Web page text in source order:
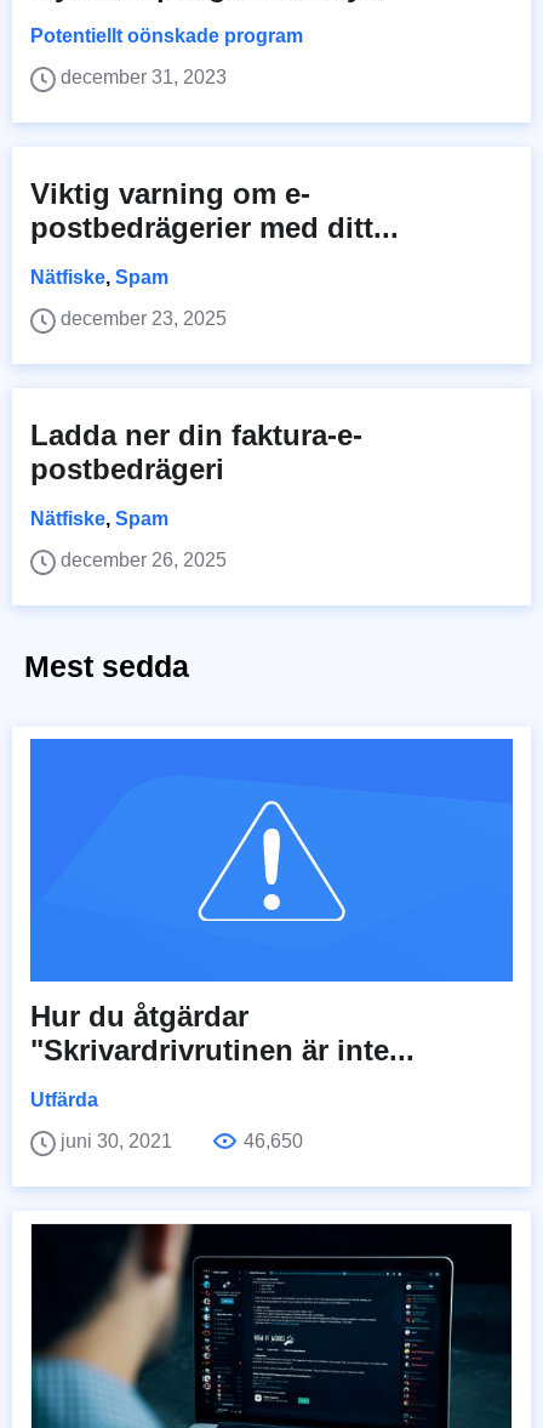
Potentiellt oönskade program
december 31, 2023
Viktig varning om e-
postbedrägerier med ditt...
Nätfiske, Spam
december 23, 2025
Ladda ner din faktura-e-
postbedrägeri
Nätfiske, Spam
december 26, 2025
Mest sedda
Hur du åtgärdar
"Skrivardrivrutinen är inte...
Utfärda
juni 30, 2021
46,650